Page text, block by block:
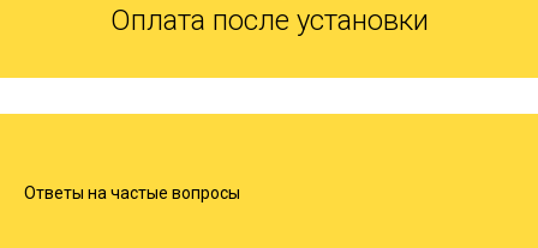
Оплата после установки
Ответы на частые вопросы